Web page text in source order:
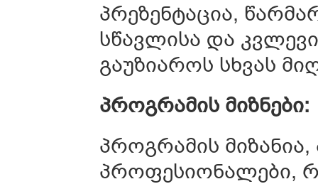
პრეზენტაცია,
სწავლისა და
გაუზიაროს სხვას
პროგრამის მიზნები:
პროგრამის
პროფესიონალები,